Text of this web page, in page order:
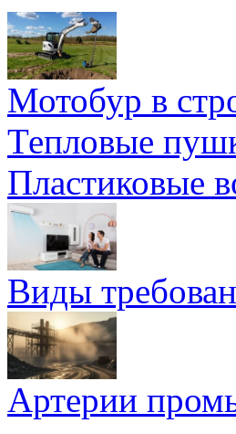
Мотобур в
Тепловые
Пластиковые
Виды
Артерии